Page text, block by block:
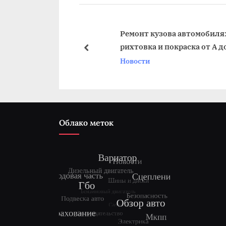
д
а
и
Ремонт кузова автомобиля:
рихтовка и покраска от А до Я
Новости
пред
Облако меток